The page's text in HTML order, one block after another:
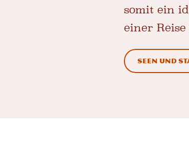
somit ein
einer
Seen und